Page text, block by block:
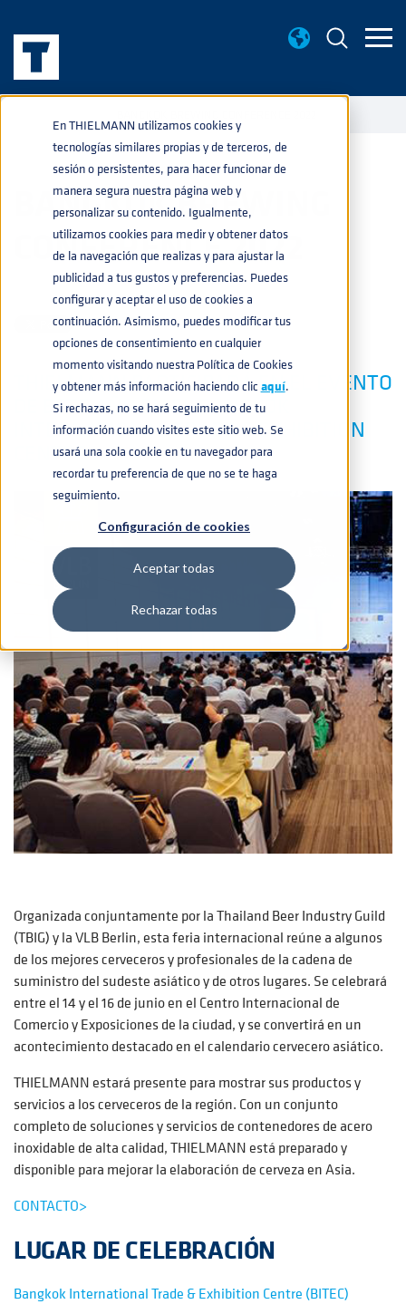
En THIELMANN utilizamos cookies y
tecnologías similares propias y de terceros, de
sesión o persistentes, para hacer funcionar de
manera segura nuestra página web y
personalizar su contenido. Igualmente,
utilizamos cookies para medir y obtener datos
de la navegación que realizas y para ajustar la
publicidad a tus gustos y preferencias. Puedes
configurar y aceptar el uso de cookies a
continuación. Asimismo, puedes modificar tus
opciones de consentimiento en cualquier
momento visitando nuestra Política de Cookies
y obtener más información haciendo clic aquí.
Si rechazas, no se hará seguimiento de tu
información cuando visites este sitio web. Se
usará una sola cookie en tu navegador para
recordar tu preferencia de que no se te haga
seguimiento.
Configuración de cookies
Aceptar todas
Rechazar todas
BANGKOK BREWING
CONFERENCE 2022
BEBIDAS 04-MAY-2022 12:00:45
THIELMANN PARTICIPARÁ EN EL EVENTO
DE ESTE AÑO EN EL BANGKOK
INTERNATIONAL TRADE & EXHIBITION
CENTER
Organizada conjuntamente por la Thailand Beer Industry Guild
(TBIG) y la VLB Berlin, esta feria internacional reúne a algunos
de los mejores cerveceros y profesionales de la cadena de
suministro del sudeste asiático y de otros lugares. Se celebrará
entre el 14 y el 16 de junio en el Centro Internacional de
Comercio y Exposiciones de la ciudad, y se convertirá en un
acontecimiento destacado en el calendario cervecero asiático.
THIELMANN estará presente para mostrar sus productos y
servicios a los cerveceros de la región. Con un conjunto
completo de soluciones y servicios de contenedores de acero
inoxidable de alta calidad, THIELMANN está preparado y
disponible para mejorar la elaboración de cerveza en Asia.
CONTACTO>
LUGAR DE CELEBRACIÓN
Bangkok International Trade & Exhibition Centre (BITEC)